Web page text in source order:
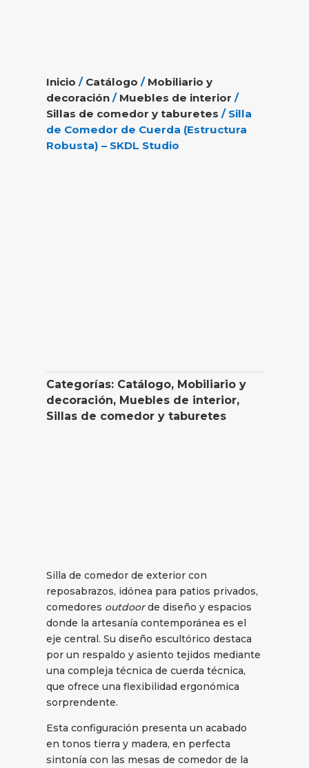
Inicio / Catálogo / Mobiliario y
decoración / Muebles de interior /
Sillas de comedor y taburetes / Silla
de Comedor de Cuerda (Estructura
Robusta) – SKDL Studio
Categorías: Catálogo, Mobiliario y
decoración, Muebles de interior,
Sillas de comedor y taburetes
Silla de comedor de exterior con
reposabrazos, idónea para patios privados,
comedores outdoorde diseño y espacios
donde la artesanía contemporánea es el
eje central. Su diseño escultórico destaca
por un respaldo y asiento tejidos mediante
una compleja técnica de cuerda técnica,
que ofrece una flexibilidad ergonómica
sorprendente.
Esta configuración presenta un acabado
en tonos tierra y madera, en perfecta
sintonía con las mesas de comedor de la